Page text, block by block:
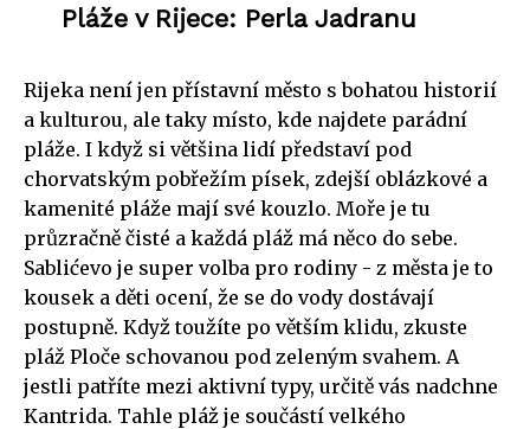
Pláže v Rijece: Perla Jadranu
Rijeka není jen přístavní město s bohatou historií
a kulturou, ale taky místo, kde najdete parádní
pláže. I když si většina lidí představí pod
chorvatským pobřežím písek, zdejší oblázkové a
kamenité pláže mají své kouzlo. Moře je tu
průzračně čisté a každá pláž má něco do sebe.
Sablićevo je super volba pro rodiny - z města je to
kousek a děti ocení, že se do vody dostávají
postupně. Když toužíte po větším klidu, zkuste
pláž Ploče schovanou pod zeleným svahem. A
jestli patříte mezi aktivní typy, určitě vás nadchne
Kantrida. Tahle pláž je součástí velkého